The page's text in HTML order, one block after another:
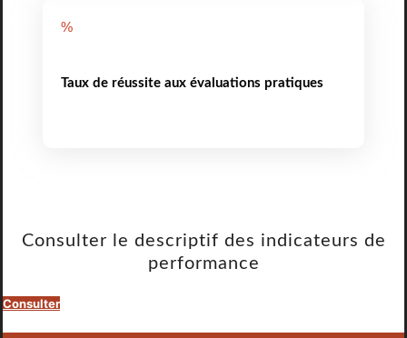
%
Taux de réussite aux évaluations pratiques
Consulter le descriptif des indicateurs de
performance
Consulter